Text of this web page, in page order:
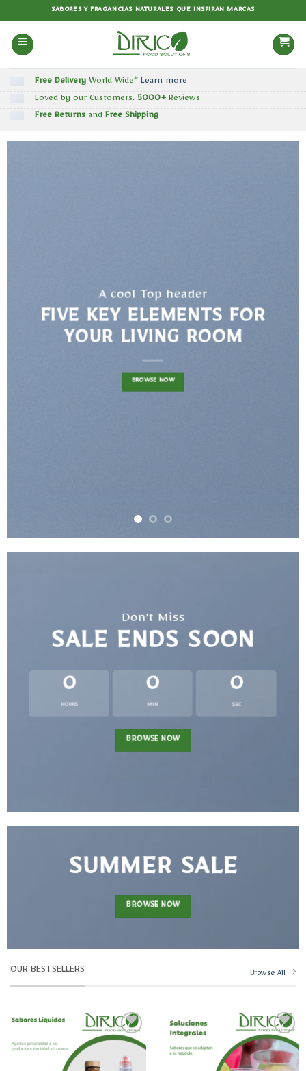
contenido
SABORES Y FRAGANCIAS NATURALES QUE INSPIRAN MARCAS
Free Delivery World Wide* Learn more
Loved by our Customers. 5000+ Reviews
Free Returns and Free Shipping
A cool Top header
FIVE KEY ELEMENTS FOR
YOUR LIVING ROOM
BROWSE NOW
Don’t Miss
SALE ENDS SOON
0
HOURS
0
MIN
0
SEC
BROWSE NOW
SUMMER SALE
BROWSE NOW
OUR BESTSELLERS Browse All
Añadir
Añadir